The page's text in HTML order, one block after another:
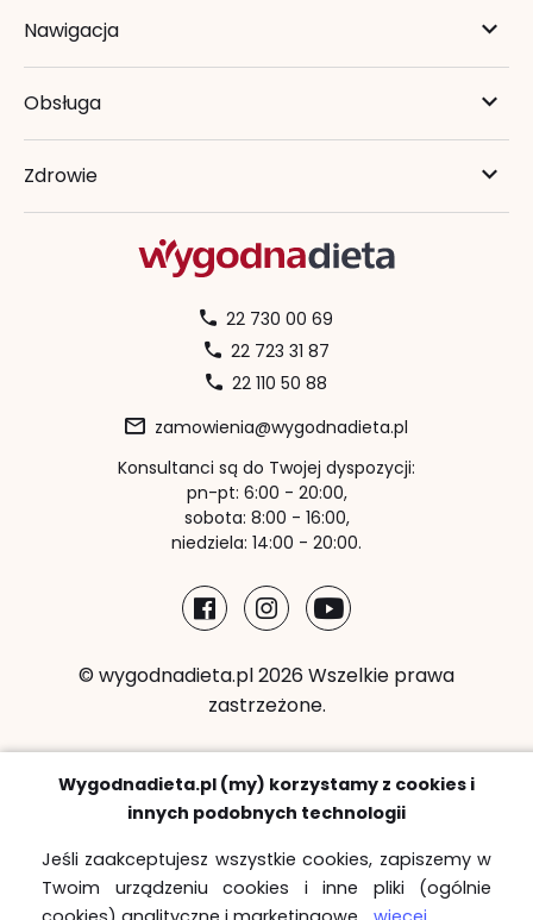
Nawigacja
Obsługa
Zdrowie
22 730 00 69
22 723 31 87
22 110 50 88
zamowienia@wygodnadieta.pl
Konsultanci są do Twojej dyspozycji:
pn-pt: 6:00 - 20:00,
sobota: 8:00 - 16:00,
niedziela: 14:00 - 20:00.
© wygodnadieta.pl 2026 Wszelkie prawa
zastrzeżone.
Metody płatności:
Strefy bezpłatnych dostaw
Wygodnadieta.pl (my) korzystamy z cookies i
innych podobnych technologii
Jeśli zaakceptujesz wszystkie cookies, zapiszemy w
Twoim urządzeniu cookies i inne pliki (ogólnie